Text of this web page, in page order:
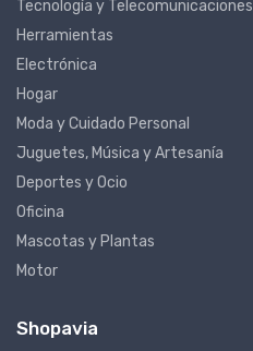
Tecnología y Telecomunicaciones
Herramientas
Electrónica
Hogar
Moda y Cuidado Personal
Juguetes, Música y Artesanía
Deportes y Ocio
Oficina
Mascotas y Plantas
Motor
Shopavia